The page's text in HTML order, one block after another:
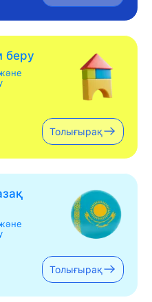
беру
Толығырақ
Толығырақ